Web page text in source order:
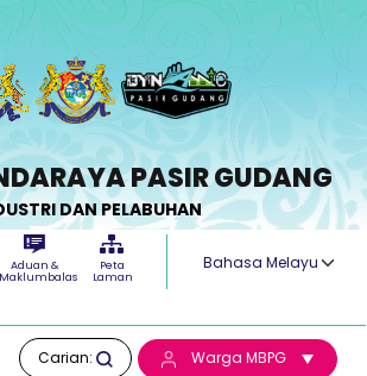
PASIR GUDANG
DAN PELABUHAN
Aduan &
Maklumbalas
Peta
Laman
Select your
Carian: Warga MBPG